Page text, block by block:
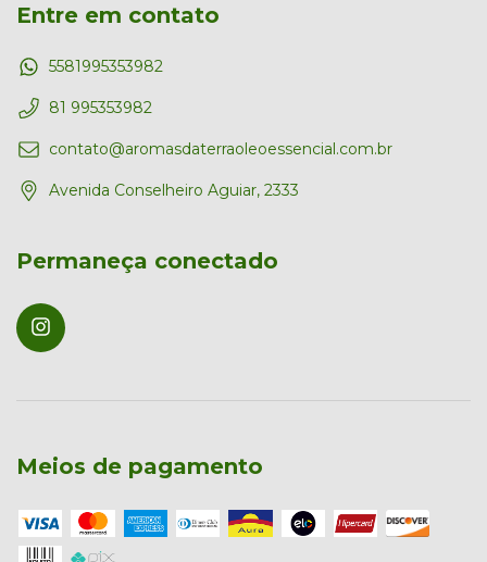
Entre em contato
5581995353982
81 995353982
contato@aromasdaterraoleoessencial.com.br
Avenida Conselheiro Aguiar, 2333
Permaneça conectado
Meios de pagamento